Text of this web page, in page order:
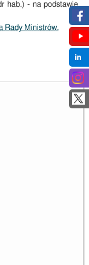
hab.) - na podstawie
Rady Ministrów.